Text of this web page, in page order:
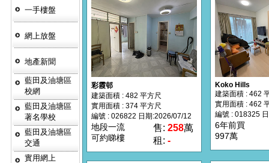
一手樓盤
網上放盤
地產新聞
藍田及油塘區
校網
藍田及油塘區
著名學校
藍田及油塘區
交通
實用網上
彩霞邨
建築面積 : 482 平方尺
實用面積 : 374 平方尺
編號 : 026822 日期:2026/07/12
地段一流
可約睇樓
售: 258萬
租: -
Koko Hills
建築面積 : 462
實用面積 : 462
編號 : 018325
6年前買
997萬